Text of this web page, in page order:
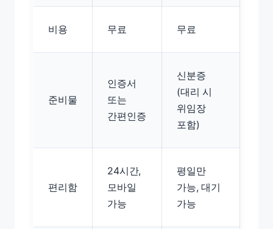
비용 무료 무료
준비물
인증서
또는
간편인증
신분증
(대리 시
위임장
포함)
편리함
24시간,
모바일
가능
평일만
가능, 대기
가능